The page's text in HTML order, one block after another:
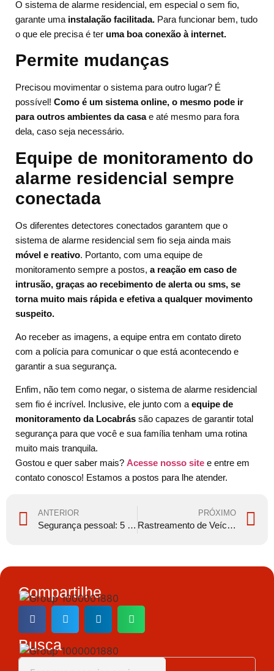
O sistema de alarme residencial, em especial o sem fio,
garante uma instalação facilitada. Para funcionar bem, tudo
o que ele precisa é ter uma boa conexão à internet.
Permite mudanças
Precisou movimentar o sistema para outro lugar? É
possível! Como é um sistema online, o mesmo pode ir
para outros ambientes da casae até mesmo para fora
dela, caso seja necessário.
Equipe de monitoramento do
alarme residencial sempre
conectada
Os diferentes detectores conectados garantem que o
sistema de alarme residencial sem fio seja ainda mais
móvel e reativo. Portanto, com uma equipe de
monitoramento sempre a postos, a reação em caso de
intrusão, graças ao recebimento de alerta ou sms, se
torna muito mais rápida e efetiva a qualquer movimento
suspeito.
Ao receber as imagens, a equipe entra em contato direto
com a polícia para comunicar o que está acontecendo e
garantir a sua segurança.
Enfim, não tem como negar, o sistema de alarme residencial
sem fio é incrível. Inclusive, ele junto com a equipe de
monitoramento da Locabrás são capazes de garantir total
segurança para que você e sua família tenham uma rotina
muito mais tranquila.
Gostou e quer saber mais? Acesse nosso site e entre em
contato conosco! Estamos a postos para lhe atender.
ANTERIOR
Segurança pessoal: 5 dicas especiais para você
PRÓXIMO
Rastreamento de Veículos
Compartilhe
Busca